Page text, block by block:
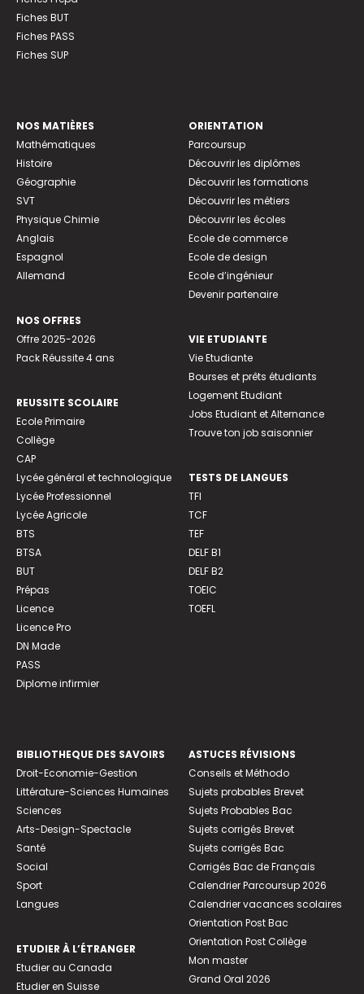
Fiches BUT
Fiches PASS
Fiches SUP
NOS MATIÈRES
Mathématiques
Histoire
Géographie
SVT
Physique Chimie
Anglais
Espagnol
Allemand
NOS OFFRES
Offre 2025-2026
Pack Réussite 4 ans
REUSSITE SCOLAIRE
Ecole Primaire
Collège
CAP
Lycée général et technologique
Lycée Professionnel
Lycée Agricole
BTS
BTSA
BUT
Prépas
Licence
Licence Pro
DN Made
PASS
Diplome infirmier
ORIENTATION
Parcoursup
Découvrir les diplômes
Découvrir les formations
Découvrir les métiers
Découvrir les écoles
Ecole de commerce
Ecole de design
Ecole d’ingénieur
Devenir partenaire
VIE ETUDIANTE
Vie Etudiante
Bourses et prêts étudiants
Logement Etudiant
Jobs Etudiant et Alternance
Trouve ton job saisonnier
TESTS DE LANGUES
TFI
TCF
TEF
DELF B1
DELF B2
TOEIC
TOEFL
BIBLIOTHEQUE DES SAVOIRS
Droit-Economie-Gestion
Littérature-Sciences Humaines
Sciences
Arts-Design-Spectacle
Santé
Social
Sport
Langues
ETUDIER À L’ÉTRANGER
Etudier au Canada
Etudier en Suisse
ASTUCES RÉVISIONS
Conseils et Méthodo
Sujets probables Brevet
Sujets Probables Bac
Sujets corrigés Brevet
Sujets corrigés Bac
Corrigés Bac de Français
Calendrier Parcoursup 2026
Calendrier vacances scolaires
Orientation Post Bac
Orientation Post Collège
Mon master
Grand Oral 2026